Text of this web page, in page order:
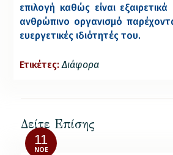
επιλογή καθώς είναι
ανθρώπινο οργανισμό
ευεργετικές ιδιότητές του.
Ετικέτες: Διάφορα
Δείτε Επίσης
11
ΝΟΈ